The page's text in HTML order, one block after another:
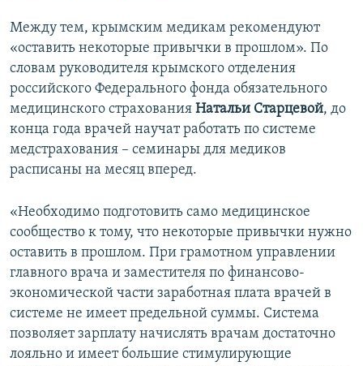
Между тем, крымским медикам рекомендуют
«оставить некоторые привычки в прошлом». По
словам руководителя крымского отделения
российского Федерального фонда обязательного
медицинского страхования Натальи Старцевой, до
конца года врачей научат работать по системе
медстрахования – семинары для медиков
расписаны на месяц вперед.
«Необходимо подготовить само медицинское
сообщество к тому, что некоторые привычки нужно
оставить в прошлом. При грамотном управлении
главного врача и заместителя по финансово-
экономической части заработная плата врачей в
системе не имеет предельной суммы. Система
позволяет зарплату начислять врачам достаточно
лояльно и имеет большие стимулирующие